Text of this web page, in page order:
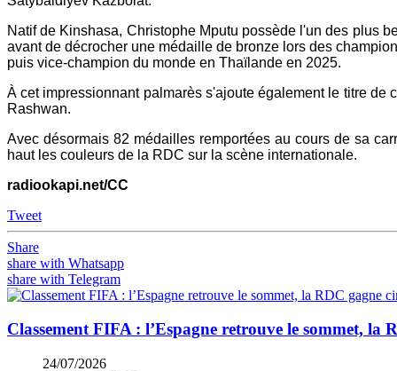
Natif de Kinshasa, Christophe Mputu possède l'un des plus
avant de décrocher une médaille de bronze lors des
puis vice-champion du monde en Thaïlande en 2025.
À cet impressionnant palmarès s'ajoute également le titre
Rashwan.
Avec désormais 82 médailles remportées au cours de sa
haut les couleurs de la RDC sur la scène internationale.
radiookapi.net/CC
Tweet
Share
share with Whatsapp
share with Telegram
Classement FIFA : l’Espagne retrouve le sommet, la
24/07/2026